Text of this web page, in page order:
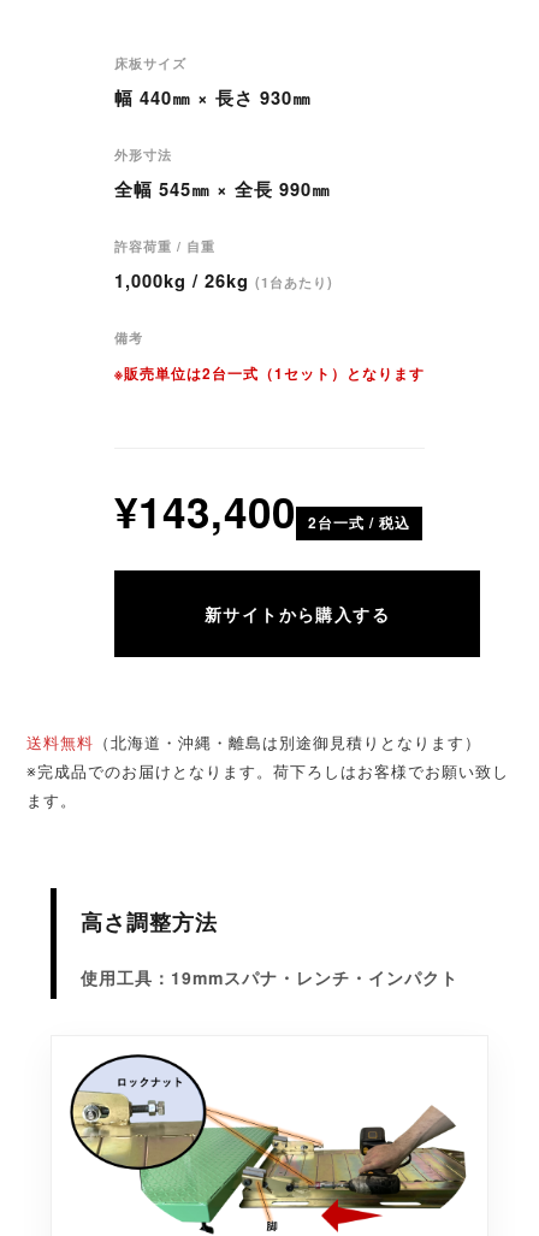
床板サイズ
幅 440㎜ × 長さ 930㎜
外形寸法
全幅 545㎜ × 全長 990㎜
許容荷重 / 自重
1,000kg / 26kg (1台あたり)
備考
※販売単位は2台一式（1セット）となります
¥143,400 2台一式 / 税込
新サイトから購入する
送料無料 （北海道・沖縄・離島は別途御見積りとなります）
※完成品でのお届けとなります。荷下ろしはお客様でお願い致し
ます。
高さ調整方法
使用工具：19mmスパナ・レンチ・インパクト